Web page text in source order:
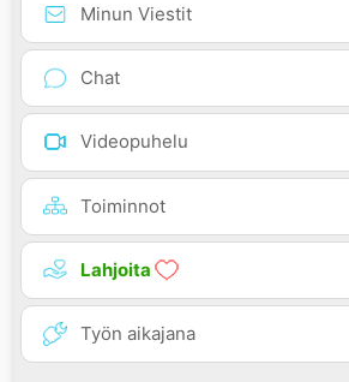
Minun Viestit
Chat
Videopuhelu
Toiminnot
Lahjoita
Työn aikajana